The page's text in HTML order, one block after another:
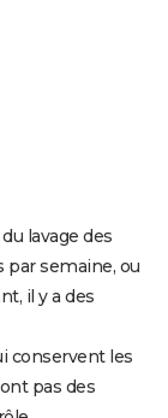
lavage des
par semaine, ou
il y a des
conservent les
pas des